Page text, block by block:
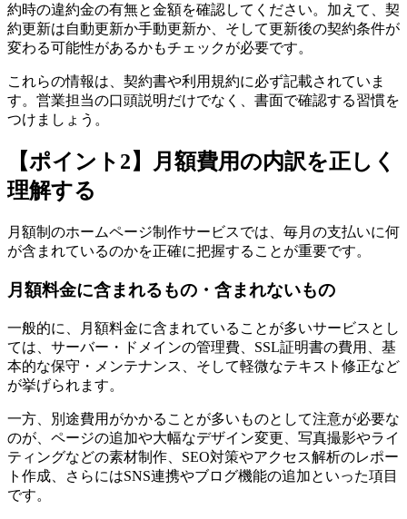
約時の違約金の有無と金額を確認してください。加えて、契
約更新は自動更新か手動更新か、そして更新後の契約条件が
変わる可能性があるかもチェックが必要です。
これらの情報は、契約書や利用規約に必ず記載されていま
す。営業担当の口頭説明だけでなく、書面で確認する習慣を
つけましょう。
【ポイント2】月額費用の内訳を正しく
理解する
月額制のホームページ制作サービスでは、毎月の支払いに何
が含まれているのかを正確に把握することが重要です。
月額料金に含まれるもの・含まれないもの
一般的に、月額料金に含まれていることが多いサービスとし
ては、サーバー・ドメインの管理費、SSL証明書の費用、基
本的な保守・メンテナンス、そして軽微なテキスト修正など
が挙げられます。
一方、別途費用がかかることが多いものとして注意が必要な
のが、ページの追加や大幅なデザイン変更、写真撮影やライ
ティングなどの素材制作、SEO対策やアクセス解析のレポー
ト作成、さらにはSNS連携やブログ機能の追加といった項目
です。